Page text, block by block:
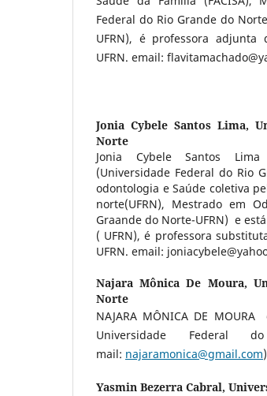
Federal do Rio Grande do
UFRN), é professora adjunta
UFRN. email:
Jonia Cybele Santos Lima,
Norte
Jonia Cybele Santos
(Universidade Federal do Rio
odontologia e Saúde coletiva
norte(UFRN), Mestrado em
Graande do Norte-UFRN) e
( UFRN), é professora
UFRN. email:
Najara Mônica De Moura,
Norte
NAJARA MÔNICA DE
Universidade
mail: najaramonica@gmail.com
Yasmin Bezerra Cabral,